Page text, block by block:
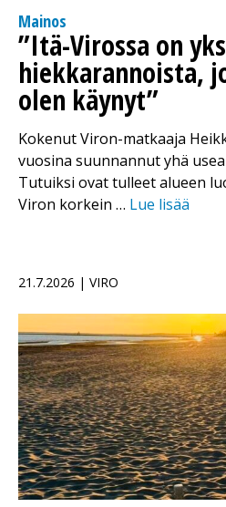
Mainos
”Itä-Virossa on
hiekkarannoista,
olen käynyt”
Kokenut Viron-matkaaja
vuosina suunnannut yhä
Tutuiksi ovat tulleet alueen
Viron korkein … Lue lisää
21.7.2026 | VIRO